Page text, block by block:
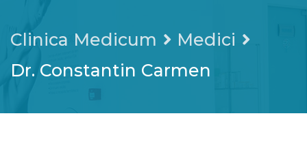
Clinica Medicum
Medici
Dr. Constantin Carmen